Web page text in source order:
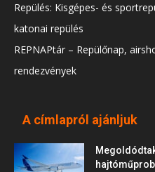
Repülés: Kisgépes- és
katonai repülés
REPNAPtár – Repülőnap,
rendezvények
A címlapról ajánljuk